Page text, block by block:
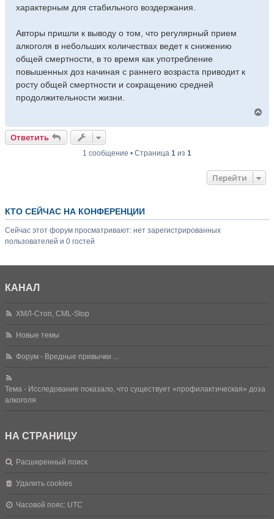
характерным для стабильного воздержания.
Авторы пришли к выводу о том, что регулярный прием
алкоголя в небольших количествах ведет к снижению
общей смертности, в то время как употребление
повышенных доз начиная с раннего возраста приводит к
росту общей смертности и сокращению средней
продолжительности жизни.
ь
а
Ответить
1 сообщение • Страница 1 из 1
Перейти
КТО СЕЙЧАС НА КОНФЕРЕНЦИИ
Сейчас этот форум просматривают: нет зарегистрированных
пользователей и 0 гостей
КАНАЛ
ХМЛ-Стоп, CML-Stop
Новые темы
Форум - Вредные привычки ...
Тема - Исследование показало, что существует «профилактическая» доза
алкоголя
НА СТРАНИЦУ
Расширенный поиск
Удалить cookies
Часовой пояс: UTC